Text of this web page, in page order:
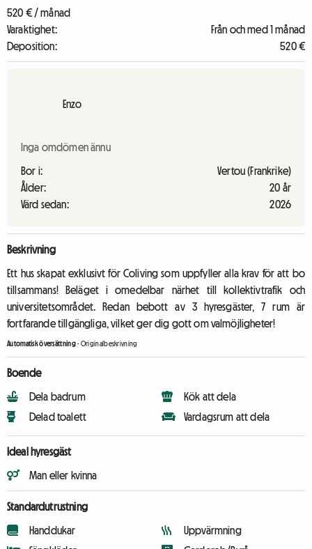
520 € / månad
Varaktighet:
Från och med 1 månad
Deposition:
520 €
Enzo
Inga omdömen ännu
Bor i:
Vertou (Frankrike)
Ålder:
20 år
Värd sedan:
2026
Beskrivning
Ett hus skapat exklusivt för Coliving som uppfyller alla krav för att bo
tillsammans! Beläget i omedelbar närhet till kollektivtrafik och
universitetsområdet. Redan bebott av 3 hyresgäster, 7 rum är
fortfarande tillgängliga, vilket ger dig gott om valmöjligheter!
Automatisk översättning-Originalbeskrivning
Boende
Dela badrum
Delad toalett
Kök att dela
Vardagsrum att dela
Ideal hyresgäst
Man eller kvinna
Standardutrustning
Handdukar
Uppvärmning